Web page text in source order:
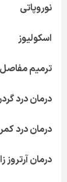
نوروپاتی
اسکولیوز
ترمیم مفاصل
درمان درد
درمان درد کمر
درمان آرتروز